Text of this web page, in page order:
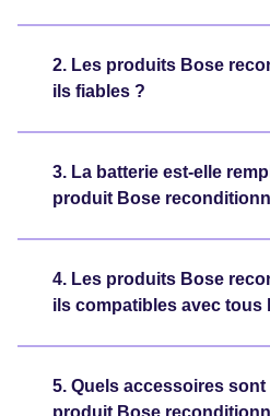
2. Les produits Bose
ils fiables ?
3. La batterie est-elle
produit Bose
4. Les produits Bose
ils compatibles avec tous
5. Quels accessoires